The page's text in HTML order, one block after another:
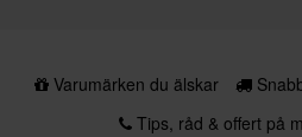
Varumärken du älskar
Tips, råd & offert på